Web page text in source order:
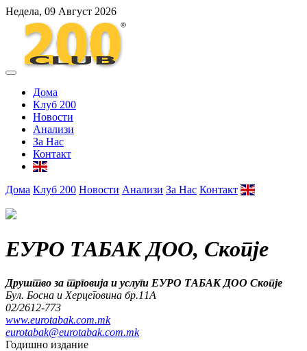
Недела, 09 Август 2026
Дома
Клуб 200
Новости
Анализи
За Нас
Контакт
Дома Клуб 200 Новости Анализи За Нас Контакт
ЕУРО ТАБАК ДОО, Скопје
Друштво за трговија и услуги ЕУРО ТАБАК ДОО Скопје
Бул. Босна и Херцеговина бр.11А
02/2612-773
www.eurotabak.com.mk
eurotabak@eurotabak.com.mk
Годишно издание